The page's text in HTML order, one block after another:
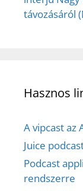
távozásáról
Hasznos
A vipcast az
Juice
Podcast
rendszerre